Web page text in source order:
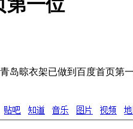
第一位
岛晾衣架已做到百度首页第一